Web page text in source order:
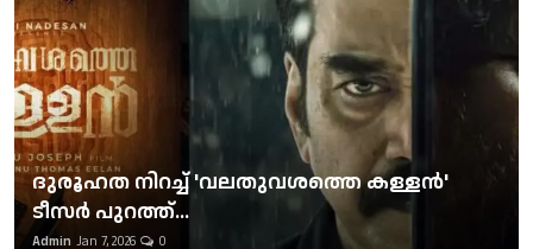
ദുരൂഹത നിറച്ച് 'വലതുവശത്തെ കള്ളന്‍'
ടീസര്‍ പുറത്ത്...
Admin Jan 7, 2026 0